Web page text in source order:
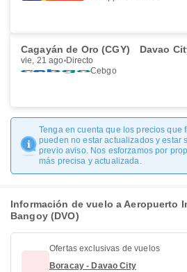
Cagayán de Oro (CGY) Davao
vie, 21 ago Directo
Cebgo
Tenga en cuenta que los precios que
pueden no estar actualizados y estar
previo aviso. Nos esforzamos por
más precisa y actualizada.
Información de vuelo a Aeropuerto
Bangoy (DVO)
Ofertas exclusivas de vuelos
Boracay - Davao City